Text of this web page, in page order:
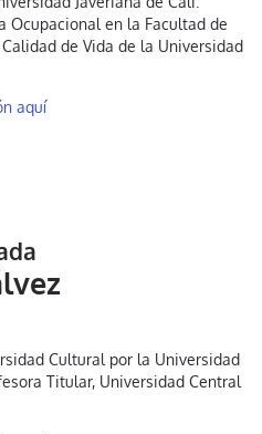
Ocupacional en la Facultad de
de Vida de la Universidad
aquí
Cultural por la Universidad
Titular, Universidad Central